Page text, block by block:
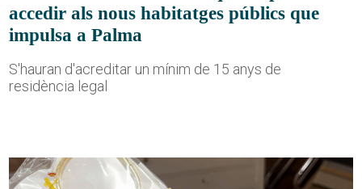
accedir als nous habitatges públics que
impulsa a Palma
S'hauran d'acreditar un mínim de 15 anys de
residència legal